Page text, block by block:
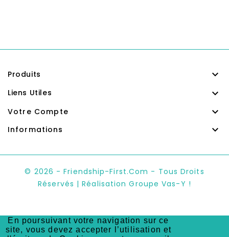
Produits 
Liens Utiles 
Votre Compte 
Informations 
En poursuivant votre navigation sur ce
site, vous devez accepter l’utilisation et
© 2026 - Friendship-First.com - Tous Droits
Réservés | Réalisation Groupe Vas-Y !